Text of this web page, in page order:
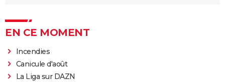
EN CE MOMENT
Incendies
Canicule d'août
La Liga sur DAZN